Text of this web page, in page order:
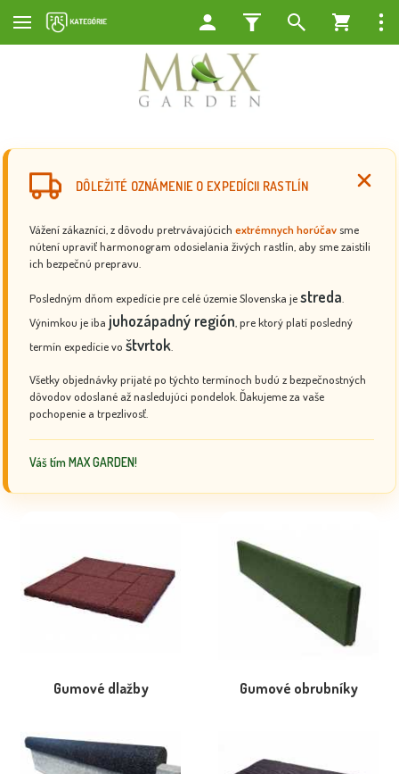
DÔLEŽITÉ OZNÁMENIE O EXPEDÍCII RASTLÍN
Vážení zákazníci, z dôvodu pretrvávajúcich extrémnych horúčav sme
nútení upraviť harmonogram odosielania živých rastlín, aby sme zaistili
ich bezpečnú prepravu.
Posledným dňom expedície pre celé územie Slovenska jestreda
Výnimkou je iba juhozápadný región , pre ktorý platí posledný
termín expedície vo štvrtok
Všetky objednávky prijaté po týchto termínoch budú z bezpečnostných
dôvodov odoslané až nasledujúci pondelok. Ďakujeme za vaše
pochopenie a trpezlivosť.
Váš tím MAX GARDEN!
Gumové dlažby Gumové obrubníky